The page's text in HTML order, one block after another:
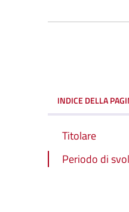
INDICE DELLA
Titolare
Periodo di